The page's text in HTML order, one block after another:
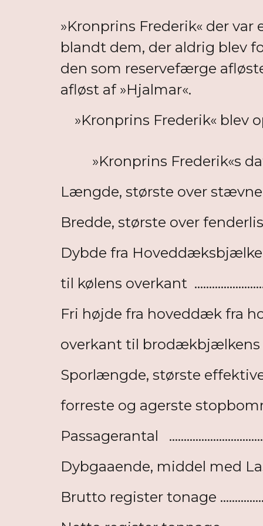
»Kronprins Frederik« der
blandt dem, der aldrig blev
den som reservefærge
afløst af »Hjalmar«.
»Kronprins Frederik« blev
»Kronprins Frederik«s
Længde, største over
Bredde, største over
Dybde fra
til kølens overkant
Fri højde fra hoveddæk fra
overkant til
Sporlængde, største
forreste og agerste
Passagerantal
Dybgaaende, middel med
Brutto register tonage